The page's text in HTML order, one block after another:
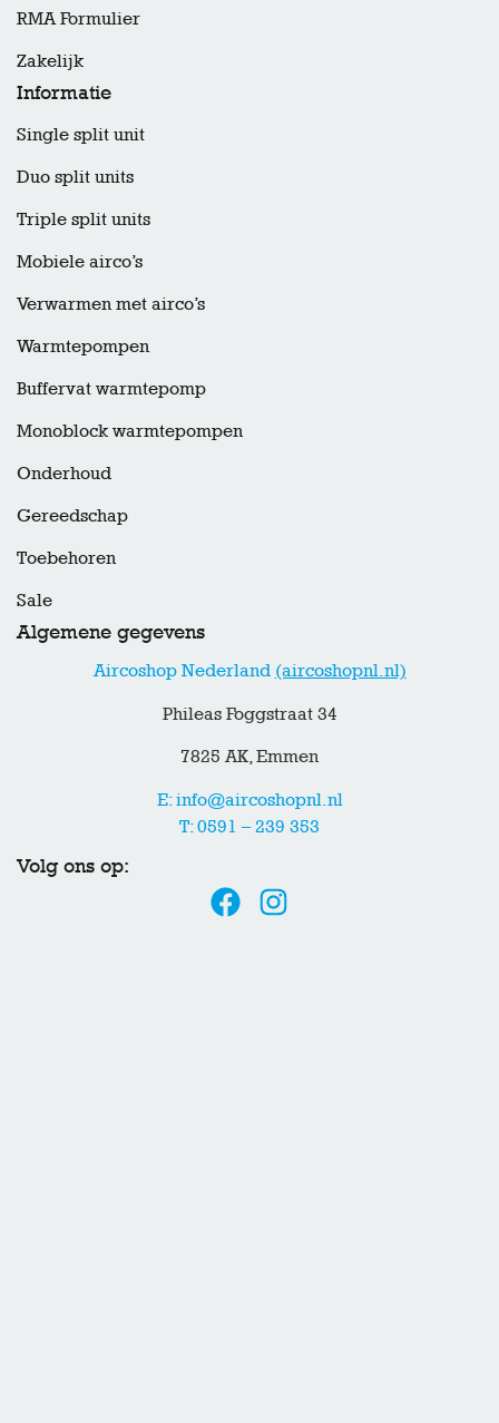
RMA Formulier
Zakelijk
Informatie
Single split unit
Duo split units
Triple split units
Mobiele airco’s
Verwarmen met airco’s
Warmtepompen
Buffervat warmtepomp
Monoblock warmtepompen
Onderhoud
Gereedschap
Toebehoren
Sale
Algemene gegevens
Aircoshop Nederland (aircoshopnl.nl)
Phileas Foggstraat 34
7825 AK, Emmen
E: info@aircoshopnl.nl
T: 0591 – 239 353
Volg ons op: